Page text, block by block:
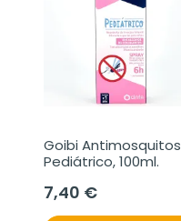
Goibi Antimosquitos
Pediátrico, 100ml.
7,40 €